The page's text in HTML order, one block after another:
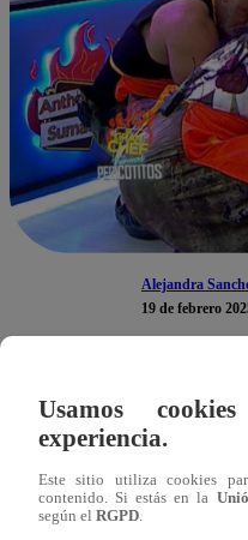
Alejandra
19 de febrero
El Gran Chef
competencia, y sus
Sin embargo, en los
comenzó a desarmarse.
Usamos
experiencia.
Este sitio utiliza cookies
contenido. Si estás en la
según el RGPD.